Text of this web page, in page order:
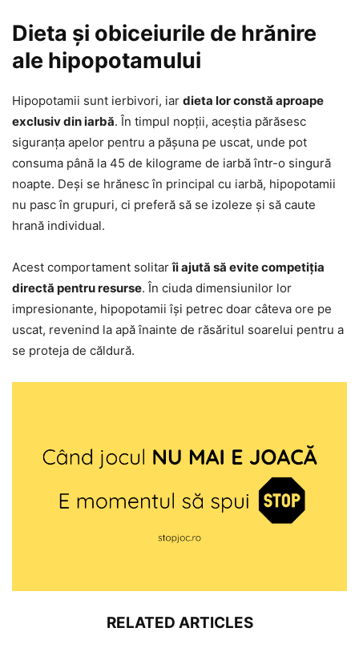
Dieta și obiceiurile de hrănire
ale hipopotamului
Hipopotamii sunt ierbivori, iar dieta lor constă aproape
exclusiv din iarbă. În timpul nopții, aceștia părăsesc
siguranța apelor pentru a pășuna pe uscat, unde pot
consuma până la 45 de kilograme de iarbă într-o singură
noapte. Deși se hrănesc în principal cu iarbă, hipopotamii
nu pasc în grupuri, ci preferă să se izoleze și să caute
hrană individual.
Acest comportament solitarîi ajută să evite competiția
directă pentru resurse. În ciuda dimensiunilor lor
impresionante, hipopotamii își petrec doar câteva ore pe
uscat, revenind la apă înainte de răsăritul soarelui pentru a
se proteja de căldură.
RELATED ARTICLES